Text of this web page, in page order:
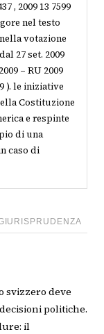
, 2009 13 7599
nel testo
votazione
27 set. 2009
– RU 2009
). le iniziative
Costituzione
e respinte
di una
caso di
svizzero deve
politiche.
il